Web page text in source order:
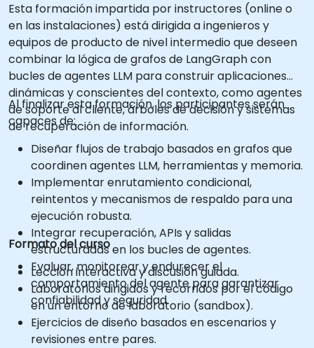
Esta formación impartida por instructores (online o
en las instalaciones) está dirigida a ingenieros y
equipos de producto de nivel intermedio que deseen
combinar la lógica de grafos de LangGraph con
bucles de agentes LLM para construir aplicaciones
dinámicas y conscientes del contexto, como agentes
de soporte al cliente, árboles de decisión y sistemas
de recuperación de información.
Al finalizar esta formación, los participantes serán
capaces de:
Diseñar flujos de trabajo basados en grafos que
coordinen agentes LLM, herramientas y memoria.
Implementar enrutamiento condicional,
reintentos y mecanismos de respaldo para una
ejecución robusta.
Integrar recuperación, APIs y salidas
estructuradas en los bucles de agentes.
Evaluar, monitorear y endurecer el
comportamiento del agente para garantizar
confiabilidad y seguridad.
Formato del curso
Lección interactiva y discusión guiada.
Laboratorios dirigidos y recorridos por el código
en un entorno de laboratorio (sandbox).
Ejercicios de diseño basados en escenarios y
revisiones entre pares.